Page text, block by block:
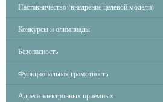
Наставничество (внедрение целевой модели)
Конкурсы и олимпиады
Безопасность
Функциональная грамотность
Адреса электронных приемных